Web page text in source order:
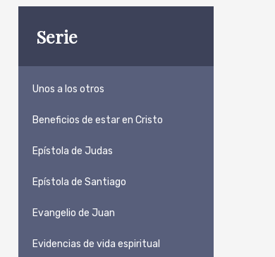
Serie
Unos a los otros
Beneficios de estar en Cristo
Epístola de Judas
Epístola de Santiago
Evangelio de Juan
Evidencias de vida espiritual